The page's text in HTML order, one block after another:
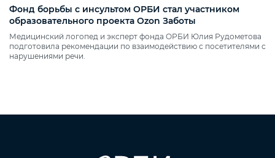
Фонд борьбы с инсультом ОРБИ стал участником
образовательного проекта Ozon Заботы
Медицинский логопед и эксперт фонда ОРБИ Юлия Рудометова
подготовила рекомендации по взаимодействию с посетителями с
нарушениями речи.